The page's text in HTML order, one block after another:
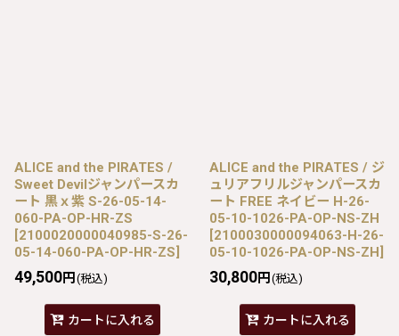
ALICE and the PIRATES /
Sweet Devilジャンパースカ
ート 黒ｘ紫 S-26-05-14-
060-PA-OP-HR-ZS
[2100020000040985-S-26-
05-14-060-PA-OP-HR-ZS]
49,500円 (税込)
カートに入れる
ALICE and the PIRATES / ジ
ュリアフリルジャンパースカ
ート FREE ネイビー H-26-
05-10-1026-PA-OP-NS-ZH
[2100030000094063-H-26-
05-10-1026-PA-OP-NS-ZH]
30,800円 (税込)
カートに入れる